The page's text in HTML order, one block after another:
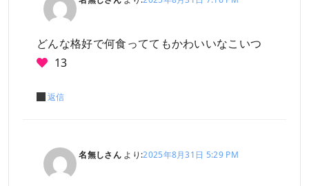
どんな格好で何食っててもかわいいなこいつ
13
返信
名無しさん より:2025年8月31日 5:29 PM